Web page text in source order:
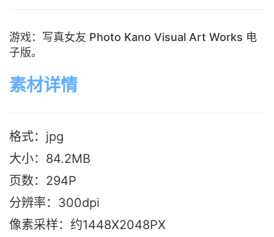
游戏：写真女友 Photo Kano Visual Art Works 电
子版。
素材详情
格式：jpg
大小：84.2MB
页数：294P
分辨率：300dpi
像素采样：约1448X2048PX